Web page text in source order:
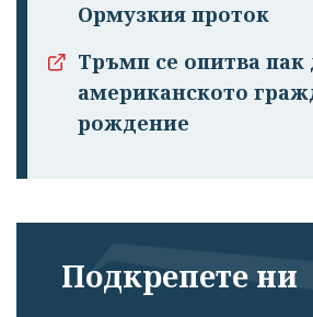
Ормузкия проток
Тръмп се опитва пак
американското
рождение
Подкрепете ни